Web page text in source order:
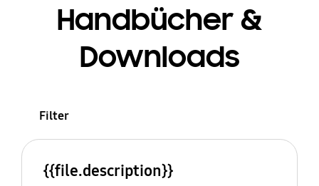
Handbücher &
Downloads
Filter
{{file.description}}